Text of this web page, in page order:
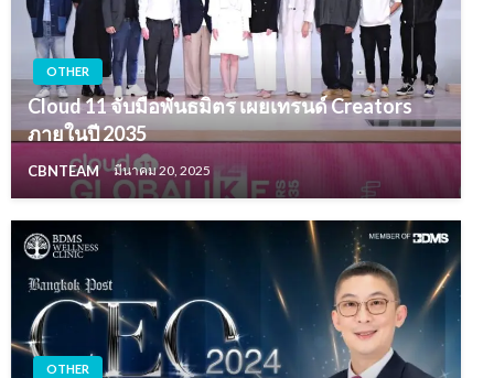
OTHER
Cloud 11 จับมือพันธมิตร เผยเทรนด์ Creators
ภายในปี 2035
CBNTEAM มีนาคม 20, 2025
OTHER